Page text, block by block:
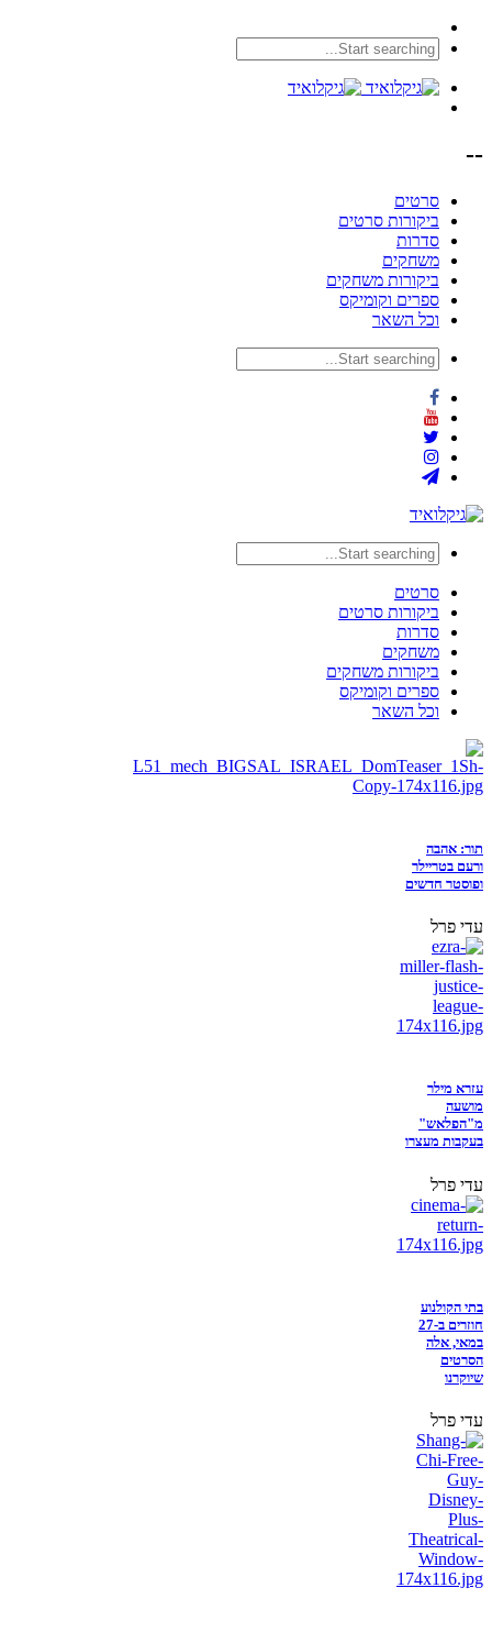
--
סרטים
ביקורות סרטים
סדרות
משחקים
ביקורות משחקים
ספרים וקומיקס
וכל השאר
סרטים
ביקורות סרטים
סדרות
משחקים
ביקורות משחקים
ספרים וקומיקס
וכל השאר
תור: אהבה
ורעם בטריילר
ופוסטר חדשים
עדי פרל
עזרא מילר
מושעה
מ"הפלאש"
בעקבות מעצרו
עדי פרל
בתי הקולנוע
חוזרים ב-27
במאי, אלה
הסרטים
שיוקרנו
עדי פרל